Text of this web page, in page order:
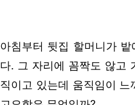
아침부터 뒷집 할머니가
다. 그 자리에 꼼짝도 않고
직이고 있는데 움직임이